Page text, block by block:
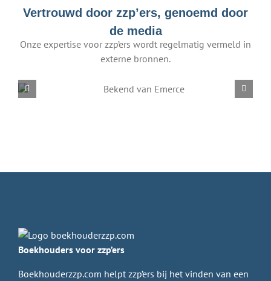
Vertrouwd door zzp’ers, genoemd door
de media
Onze expertise voor zzp’ers wordt regelmatig vermeld in
externe bronnen.
Boekhouders voor zzp’ers
Boekhouderzzp.com helpt zzp’ers bij het vinden van een